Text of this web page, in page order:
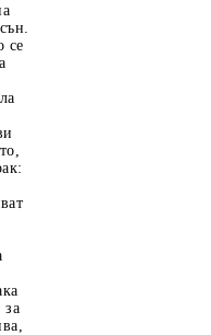
се
за